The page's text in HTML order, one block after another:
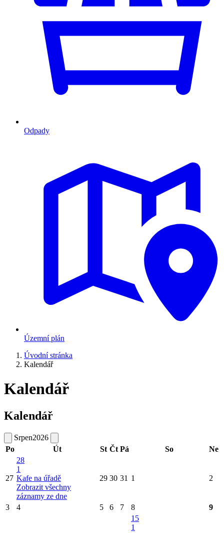
Odpady
Územní plán
Úvodní stránka
Kalendář
Kalendář
Kalendář
Srpen2026
Po
Út St Čt Pá So Ne
27
28
1
Kafe na úřadě
Zobrazit všechny
záznamy ze dne
29 30 31 1 2
3 4 5 6 7 8 9
15
1